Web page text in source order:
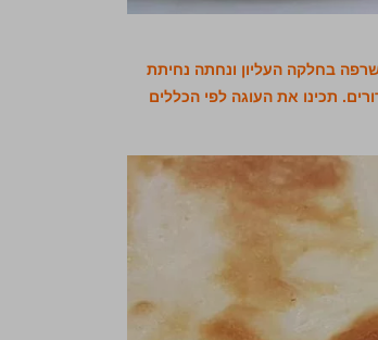
בחלקה העליון ונחתה נחיתת
תכינו את העוגה לפי הכללים